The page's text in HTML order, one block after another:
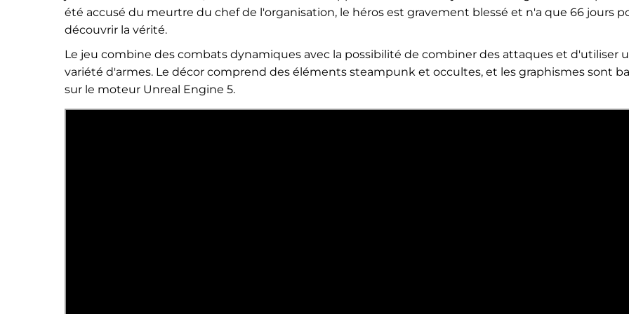
été accusé du meurtre du chef de l'organisation, le héros est gravement blessé et n'a que 66 jours
découvrir la vérité.
Le jeu combine des combats dynamiques avec la possibilité de combiner des attaques et d'utiliser
variété d'armes. Le décor comprend des éléments steampunk et occultes, et les graphismes sont
sur le moteur Unreal Engine 5.